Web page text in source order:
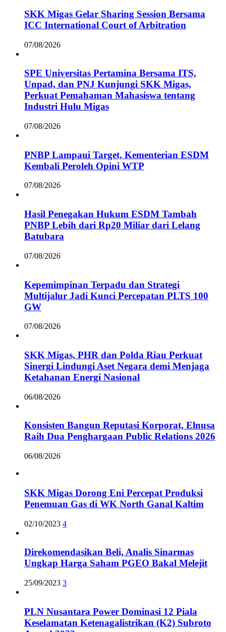
SKK Migas Gelar Sharing Session Bersama
ICC International Court of Arbitration
07/08/2026
SPE Universitas Pertamina Bersama ITS,
Unpad, dan PNJ Kunjungi SKK Migas,
Perkuat Pemahaman Mahasiswa tentang
Industri Hulu Migas
07/08/2026
PNBP Lampaui Target, Kementerian ESDM
Kembali Peroleh Opini WTP
07/08/2026
Hasil Penegakan Hukum ESDM Tambah
PNBP Lebih dari Rp20 Miliar dari Lelang
Batubara
07/08/2026
Kepemimpinan Terpadu dan Strategi
Multijalur Jadi Kunci Percepatan PLTS 100
GW
07/08/2026
SKK Migas, PHR dan Polda Riau Perkuat
Sinergi Lindungi Aset Negara demi Menjaga
Ketahanan Energi Nasional
06/08/2026
Konsisten Bangun Reputasi Korporat, Elnusa
Raih Dua Penghargaan Public Relations 2026
06/08/2026
SKK Migas Dorong Eni Percepat Produksi
Penemuan Gas di WK North Ganal Kaltim
02/10/2023 4
Direkomendasikan Beli, Analis Sinarmas
Ungkap Harga Saham PGEO Bakal Melejit
25/09/2023 3
PLN Nusantara Power Dominasi 12 Piala
Keselamatan Ketenagalistrikan (K2) Subroto